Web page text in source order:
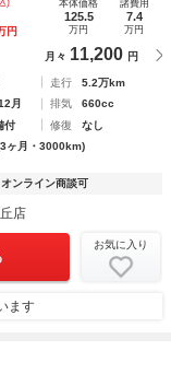
１４インチＡＷ
円
本体価格
125.5
万円
諸費用
7.4
万円
月々 11,200 円
走行
5.2万km
月 排気
660cc
付 修復
なし
ヶ月・3000km)
オンライン商談可
店
お気に入り
ます